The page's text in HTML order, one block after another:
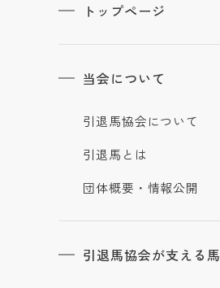
トップページ
当会について
引退馬協会について
引退馬とは
団体概要・情報公開
引退馬協会が支える馬